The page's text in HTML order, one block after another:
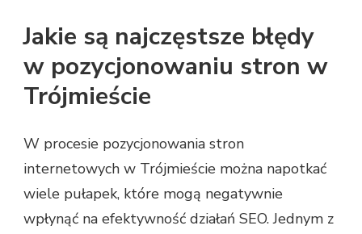
Jakie są najczęstsze błędy
w pozycjonowaniu stron w
Trójmieście
W procesie pozycjonowania stron
internetowych w Trójmieście można napotkać
wiele pułapek, które mogą negatywnie
wpłynąć na efektywność działań SEO. Jednym z